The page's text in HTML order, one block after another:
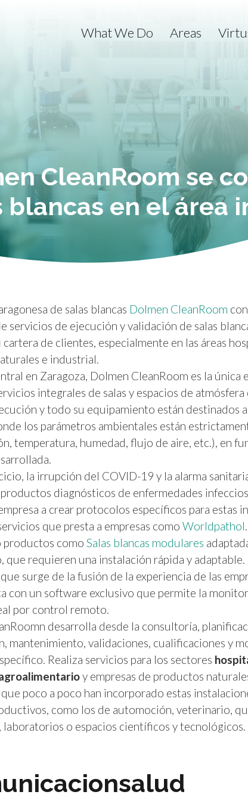
What We Do Areas
CleanRoom se
blancas en el área
de salas blancas Dolmen CleanRoom
servicios de ejecución y validación de salas
cartera de clientes, especialmente en las áreas
e industrial.
en Zaragoza, Dolmen CleanRoom es la única
integrales de salas y espacios de
y todo su equipamiento están destinados
los parámetros ambientales están
temperatura, humedad, flujo de aire, etc.), en
la irrupción del COVID-19 y la alarma
diagnósticos de enfermedades
a crear protocolos específicos para estas
que presta a empresas como Worldpathol
productos como Salas blancas modulares
que requieren una instalación rápida y adaptable.
surge de la fusión de la experiencia de las
con un software exclusivo que permite la
por control remoto.
desarrolla desde la consultoría,
mantenimiento, validaciones, cualificaciones y
Realiza servicios para los sectores
y empresas de productos
poco a poco han incorporado estas
como los de automoción, veterinario,
laboratorios o espacios científicos y tecnológicos.